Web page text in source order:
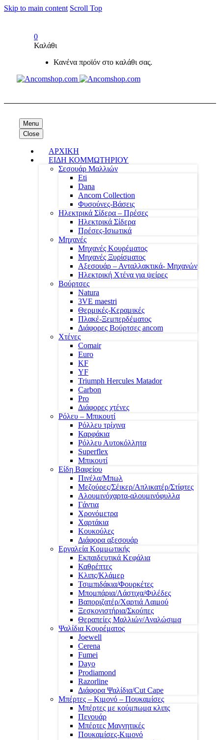
Skip to main content Scroll Top
0
Καλάθι
Κανένα προϊόν στο καλάθι σας.
Menu
Close
ΑΡΧΙΚΗ
ΕΙΔΗ ΚΟΜΜΩΤΗΡΙΟΥ
Σεσουάρ Μαλλιών
Eti
Dana
Ancom Collection
Φυσούνες-Βάσεις
Ηλεκτρικά Σίδερα – Πρέσες
Ηλεκτρικά Σίδερα
Πρέσες-Ισιωτικά
Μηχανές
Μηχανές Κουρέματος
Μηχανές Ξυρίσματος
Αξεσουάρ – Ανταλλακτικά- Μηχανών
Ηλεκτρική Χτένα για ψείρες
Βούρτσες
Natura
3VE maestri
Θερμικές-Κεραμικές
Πλακέ-Ξεμπερδέματος
Διάφορες Βούρτσες ancom
Χτένες
Comair
Euro
KF
YF
Triumph Hercules Matador
Carbon
Pro
Διάφορες χτένες
Ρόλευ – Μπικουτί
Ρόλλευ τρίχινα
Καρφάκια
Ρόλλευ Αυτοκόλλητα
Superflex
Μπικουτί
Είδη Βαφείου
Πινέλα/Μπωλ
Μεζούρες/Σέικερ/Απλικατέρ/Στίφτες
Αλουμινόχαρτα-αλουμινόφυλλα
Γάντια
Χρονόμετρα
Χαρτάκια
Κουκούλες
Διάφορα αξεσουάρ
Εργαλεία Κομμωτικής
Εκπαιδευτικά Κεφάλια
Καθρέπτες
Κλιπς/Κλάμερ
Τσιμπιδάκια/Φουρκέτες
Μπομπάρια/Λάστιχα/Φιλέδες
Βαποριζατέρ/Χαρτιά Λαιμού
Ξεσκονιστήρια/Σκούπες
Θεραπείες Μαλλιών/Αναλώσιμα
Ψαλίδια Κουρέματος
Joewell
Cerena
Fumei
Dayo
Prodiamond
Razorline
Διάφορα Ψαλίδια/Cut Cape
Μπέρτες – Κιμονό – Πουκαμίσες
Μπέρτες με κούμπωμα κλιπς
Πενουάρ
Μπέρτες Μαγνητικές
Πουκαμίσες-Κιμονό